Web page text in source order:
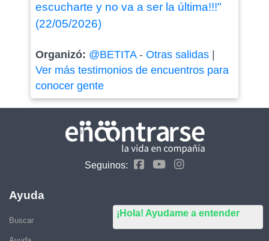
¡Hola! Ayudame a entender
escucharte y no va a ser la última!!!"
(22/05/2026)
Organizó: @BETITA- Otras salidas|
Ver más testimonios de encuentros para
conocer gente
Seguinos:
Ayuda
Buscar